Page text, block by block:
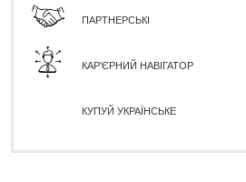
ПАРТНЕРСЬКІ
КАР'ЄРНИЙ НАВІГАТОР
КУПУЙ УКРАЇНСЬКЕ